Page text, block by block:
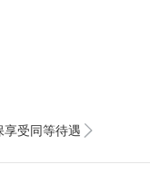
受同等待遇